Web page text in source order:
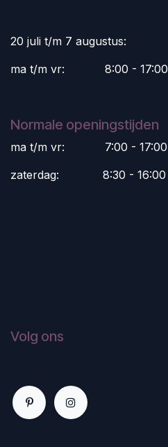
20 juli t/m 7 augustus:
ma t/m vr:
​8:00 - 17:00
Normale openingstijden
ma t/m vr:
​7:00 - 17:00
zaterdag:
​8:30 - 16:00
Volg ons